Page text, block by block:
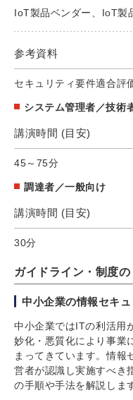
IoT製品ベンダー、IoT製
参考資料
セキュリティ要件適合評
システム管理者／技術
講演時間 (目安)
45～75分
調達者／一般向け
講演時間 (目安)
30分
ガイドライン・制度
中小企業の情報セキ
中小企業ではITの利活用
妙化・悪質化により事業
まってきています。情報
営者が認識し実施すべき
の手順や手法を解説しま